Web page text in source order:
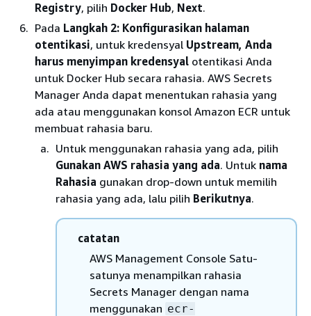
Registry, pilih Docker Hub, Next.
Pada Langkah 2: Konfigurasikan halaman
otentikasi, untuk kredensyal Upstream, Anda
harus menyimpan kredensyal otentikasi Anda
untuk Docker Hub secara rahasia. AWS Secrets
Manager Anda dapat menentukan rahasia yang
ada atau menggunakan konsol Amazon ECR untuk
membuat rahasia baru.
Untuk menggunakan rahasia yang ada, pilih
Gunakan AWS rahasia yang ada. Untuk nama
Rahasia gunakan drop-down untuk memilih
rahasia yang ada, lalu pilih Berikutnya.
catatan
AWS Management Console Satu-
satunya menampilkan rahasia
Secrets Manager dengan nama
menggunakan ecr-